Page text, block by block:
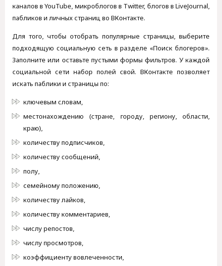
каналов в YouTube, микроблогов в Twitter, блогов в LiveJournal,
пабликов и личных страниц во ВКонтакте.
Для того, чтобы отобрать популярные страницы, выберите
подходящую социальную сеть в разделе «Поиск блогеров».
Заполните или оставьте пустыми формы фильтров. У каждой
социальной сети набор полей свой. ВКонтакте позволяет
искать паблики и страницы по:
ключевым словам,
местонахождению (стране, городу, региону, области,
краю),
количеству подписчиков,
количеству сообщений,
полу,
семейному положению,
количеству лайков,
количеству комментариев,
числу репостов,
числу просмотров,
коэффициенту вовлеченности,